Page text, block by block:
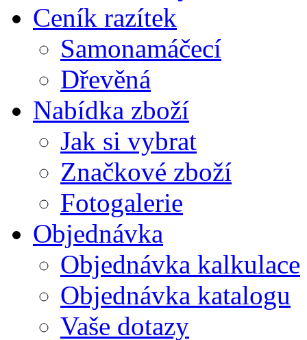
Ceník razítek
Samonamáčecí
Dřevěná
Nabídka zboží
Jak si vybrat
Značkové zboží
Fotogalerie
Objednávka
Objednávka kalkulace
Objednávka katalogu
Vaše dotazy